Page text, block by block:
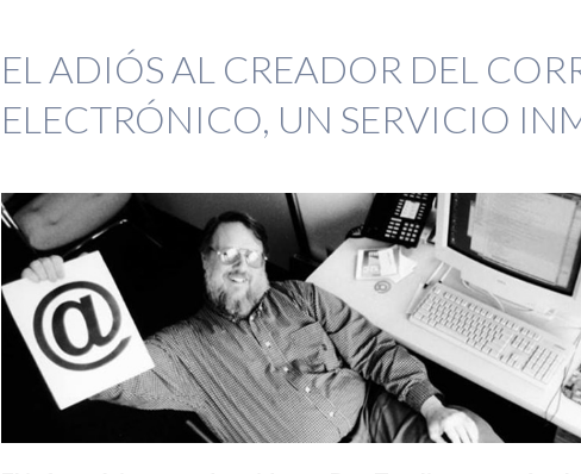
EL ADIÓS AL CREADOR DEL
ELECTRÓNICO, UN SERVICIO